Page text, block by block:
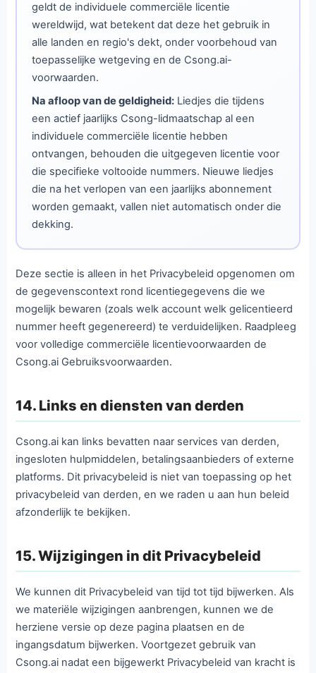
geldt de individuele commerciële licentie
wereldwijd, wat betekent dat deze het gebruik in
alle landen en regio's dekt, onder voorbehoud van
toepasselijke wetgeving en de Csong.ai-
voorwaarden.
Na afloop van de geldigheid:Liedjes die tijdens
een actief jaarlijks Csong-lidmaatschap al een
individuele commerciële licentie hebben
ontvangen, behouden die uitgegeven licentie voor
die specifieke voltooide nummers. Nieuwe liedjes
die na het verlopen van een jaarlijks abonnement
worden gemaakt, vallen niet automatisch onder die
dekking.
Deze sectie is alleen in het Privacybeleid opgenomen om
de gegevenscontext rond licentiegegevens die we
mogelijk bewaren (zoals welk account welk gelicentieerd
nummer heeft gegenereerd) te verduidelijken. Raadpleeg
voor volledige commerciële licentievoorwaarden de
Csong.ai Gebruiksvoorwaarden.
14. Links en diensten van derden
Csong.ai kan links bevatten naar services van derden,
ingesloten hulpmiddelen, betalingsaanbieders of externe
platforms. Dit privacybeleid is niet van toepassing op het
privacybeleid van derden, en we raden u aan hun beleid
afzonderlijk te bekijken.
15. Wijzigingen in dit Privacybeleid
We kunnen dit Privacybeleid van tijd tot tijd bijwerken. Als
we materiële wijzigingen aanbrengen, kunnen we de
herziene versie op deze pagina plaatsen en de
ingangsdatum bijwerken. Voortgezet gebruik van
Csong.ai nadat een bijgewerkt Privacybeleid van kracht is